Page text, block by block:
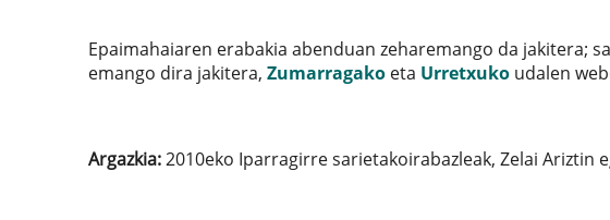
Epaimahaiaren erabakia abenduan zeharemango da jakitera;
emango dira jakitera, Zumarragakoeta Urretxukoudalen
Argazkia:2010eko Iparragirre sarietakoirabazleak, Zelai Ariztin